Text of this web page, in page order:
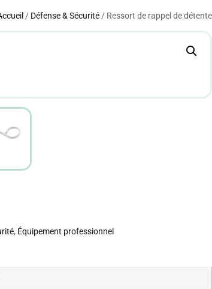
/ Défense & Sécurité / Ressort de rappel de détente
, Équipement professionnel